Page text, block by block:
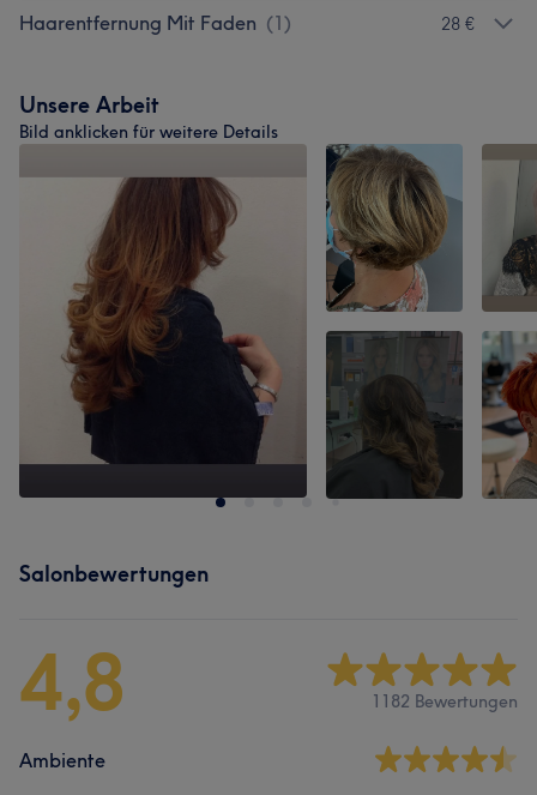
Haarentfernung Mit Faden (1) 28 €
Unsere Arbeit
Bild anklicken für weitere Details
Salonbewertungen
4,8 1182 Bewertungen
Ambiente